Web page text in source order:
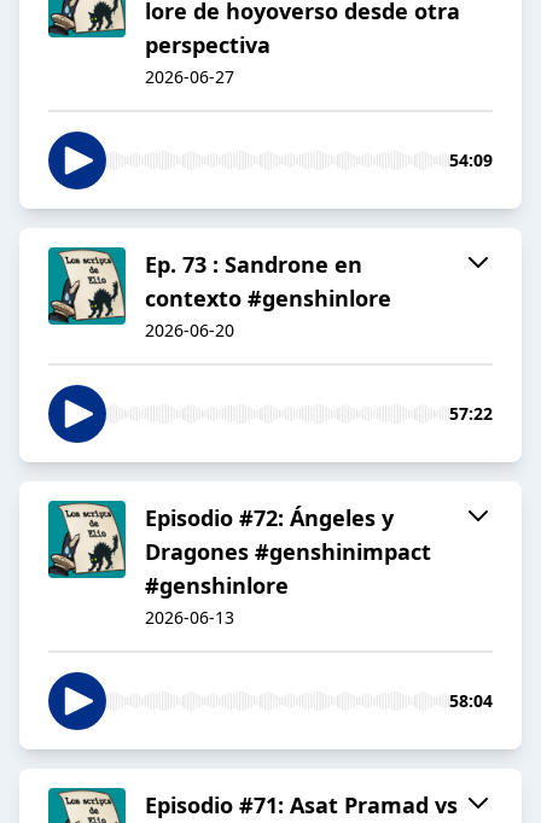
lore de hoyoverso desde otra
perspectiva
2026-06-27
54:09
Ep. 73 : Sandrone en
contexto #genshinlore
2026-06-20
57:22
Episodio #72: Ángeles y
Dragones #genshinimpact
#genshinlore
2026-06-13
58:04
Episodio #71: Asat Pramad vs